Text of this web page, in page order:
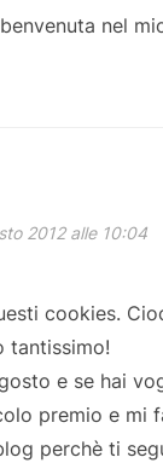
nel
2012 alle 10:04
cookies.
tantissimo!
e se hai
premio e mi
perchè ti